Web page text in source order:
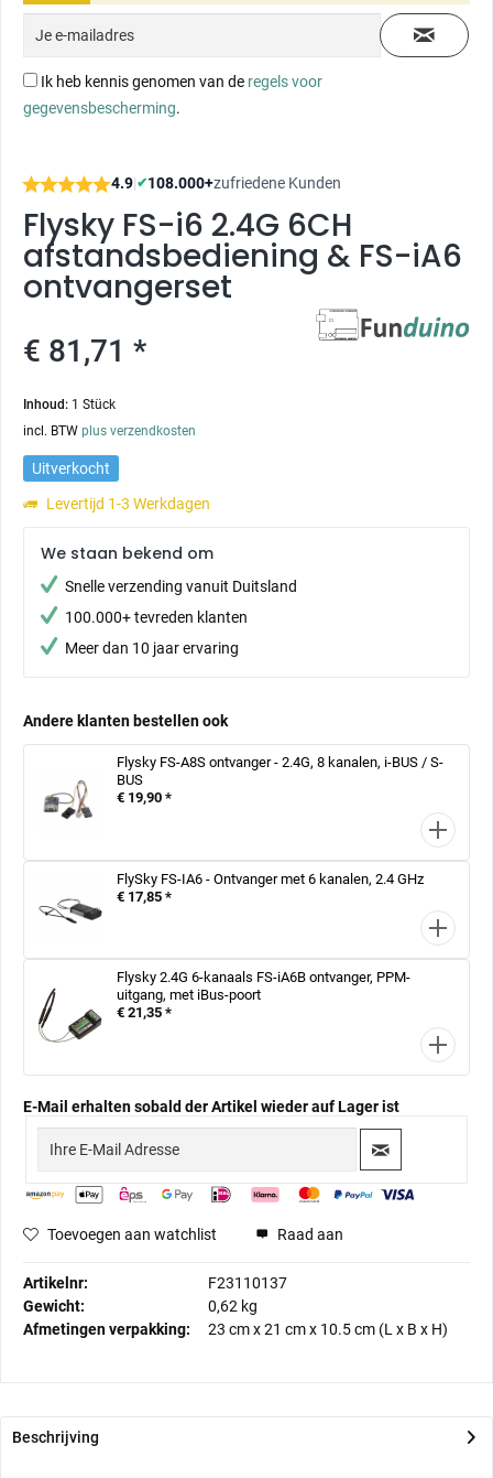
Ik heb kennis genomen van de regels voor
gegevensbescherming.
4.9|✔108.000+zufriedene Kunden
Flysky FS-i6 2.4G 6CH
afstandsbediening & FS-iA6
ontvangerset
€ 81,71 *
Inhoud: 1 Stück
incl. BTW plus verzendkosten
Uitverkocht
Levertijd 1-3 Werkdagen
We staan bekend om
Snelle verzending vanuit Duitsland
100.000+ tevreden klanten
Meer dan 10 jaar ervaring
Andere klanten bestellen ook
Flysky FS-A8S ontvanger - 2.4G, 8 kanalen, i-BUS / S-
BUS
€ 19,90 *
FlySky FS-IA6 - Ontvanger met 6 kanalen, 2.4 GHz
€ 17,85 *
Flysky 2.4G 6-kanaals FS-iA6B ontvanger, PPM-
uitgang, met iBus-poort
€ 21,35 *
E-Mail erhalten sobald der Artikel wieder auf Lager ist
Toevoegen aan watchlist Raad aan
Artikelnr:
F23110137
Gewicht:
0,62 kg
Afmetingen verpakking:
23 cmx21 cmx 10.5 cm (L x B x H)
Beschrijving